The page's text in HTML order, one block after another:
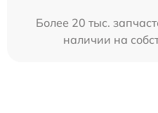
Более 20 тыс.
наличии на